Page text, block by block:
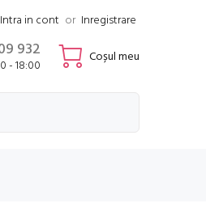
Intra in cont or Inregistrare
932
- 18:00 Coșul meu